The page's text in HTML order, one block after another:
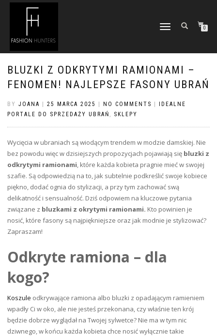
TOGGLE
0
BLUZKI Z ODKRYTYMI RAMIONAMI –
FENOMEN! NAJLEPSZE FASONY UBRAŃ
BY JOANA 25 MARCA 2025 NO COMMENTS
IDEALNE
PORTALE DO SPRZEDAŻY UBRAŃ , SKLEPY
Wycięcia w ubraniach są wiodącym trendem w modzie damskiej. Nie
bez powodu więc w dzisiejszych propozycjach pojawiają się bluzki z
odkrytymi ramionami, które każda kobieta pragnie mieć w swojej
szafie. Są odpowiedzią na to, jak subtelnie podkreślić swoje kobiece
piękno, dodać ognia do stylizacji, a przy tym zachować swą
delikatność i sensualność. Dziś odpowiem na kluczowe pytania
związane z bluzkami z okrytymi ramionami. Kto powinien je
nosić, które fasony są najpiękniejsze oraz jak modnie je stylizować?
Zapraszam!
Odkryte ramiona – dla
kogo?
Koszule odkrywające ramiona albo bluzki z opadającym ramieniem
wpadły Ci w oko, ale nie jesteś przekonana, czy właśnie ten krój
będzie dobrze wyglądał na Twojej sylwetce? Nie ma w tym nic
dziwnego, w końcu każda kobieta chce nosić wyłącznie takie